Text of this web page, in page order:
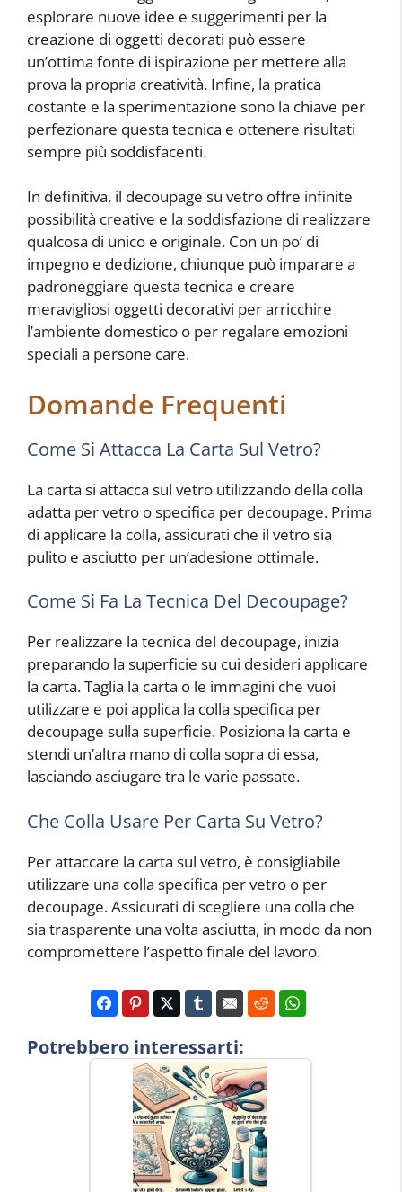
esplorare nuove idee e suggerimenti per la
creazione di oggetti decorati può essere
un’ottima fonte di ispirazione per mettere alla
prova la propria creatività. Infine, la pratica
costante e la sperimentazione sono la chiave per
perfezionare questa tecnica e ottenere risultati
sempre più soddisfacenti.
In definitiva, il decoupage su vetro offre infinite
possibilità creative e la soddisfazione di realizzare
qualcosa di unico e originale. Con un po’ di
impegno e dedizione, chiunque può imparare a
padroneggiare questa tecnica e creare
meravigliosi oggetti decorativi per arricchire
l’ambiente domestico o per regalare emozioni
speciali a persone care.
Domande Frequenti
Come Si Attacca La Carta Sul Vetro?
La carta si attacca sul vetro utilizzando della colla
adatta per vetro o specifica per decoupage. Prima
di applicare la colla, assicurati che il vetro sia
pulito e asciutto per un’adesione ottimale.
Come Si Fa La Tecnica Del Decoupage?
Per realizzare la tecnica del decoupage, inizia
preparando la superficie su cui desideri applicare
la carta. Taglia la carta o le immagini che vuoi
utilizzare e poi applica la colla specifica per
decoupage sulla superficie. Posiziona la carta e
stendi un’altra mano di colla sopra di essa,
lasciando asciugare tra le varie passate.
Che Colla Usare Per Carta Su Vetro?
Per attaccare la carta sul vetro, è consigliabile
utilizzare una colla specifica per vetro o per
decoupage. Assicurati di scegliere una colla che
sia trasparente una volta asciutta, in modo da non
compromettere l’aspetto finale del lavoro.
Potrebbero interessarti: